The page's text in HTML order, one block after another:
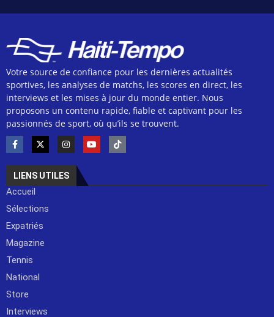
Votre source de confiance pour les dernières actualités
sportives, les analyses de matchs, les scores en direct, les
interviews et les mises à jour du monde entier. Nous
proposons un contenu rapide, fiable et captivant pour les
passionnés de sport, où qu’ils se trouvent.
LIENS UTILES
Accueil
Sélections
Expatriés
Magazine
Tennis
National
Store
Interviews